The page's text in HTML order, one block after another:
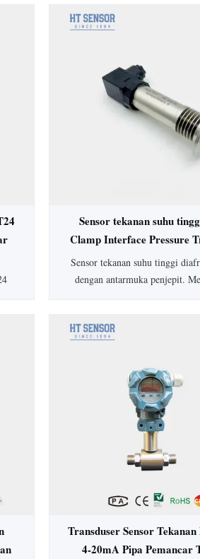
Sensor tekanan suhu
Clamp Interface Pressure
Sensor tekanan suhu tinggi
dengan antarmuka penjepit.
Ideal untuk aplikasi higienis
Transduser Sensor
4-20mA Pipa Pemancar